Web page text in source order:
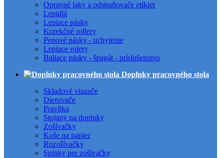
Opravné laky a odstraňovače etikiet
Lepidlá
Lepiace pásky
Korekčné rollery
Penové pásky - uchytenie
Lepiace rolery
Baliace pásky - špagát - príslušenstvo
Doplnky pracovného stola
Skladové viazače
Dierovače
Pravítka
Stojany na doplnky
Zošívačky
Koše na papier
Rozošívačky
Spinky pre zošívačky